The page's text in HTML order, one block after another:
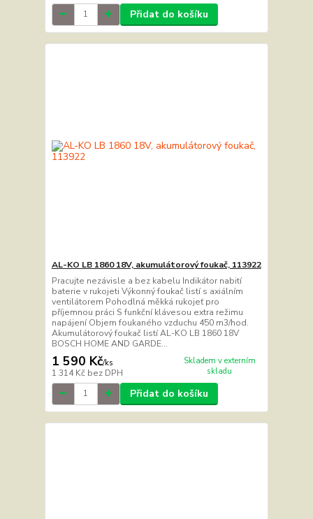
Přidat do košíku
AL-KO LB 1860 18V, akumulátorový foukač, 113922
Pracujte nezávisle a bez kabelu Indikátor nabití
baterie v rukojeti Výkonný foukač listí s axiálním
ventilátorem Pohodlná měkká rukojeť pro
příjemnou práci S funkční klávesou extra režimu
napájení Objem foukaného vzduchu 450 m3/hod.
Akumulátorový foukač listí AL-KO LB 1860 18V
BOSCH HOME AND GARDE...
1 590 Kč/ks
1 314 Kč bez DPH
Skladem v externím
skladu
Přidat do košíku